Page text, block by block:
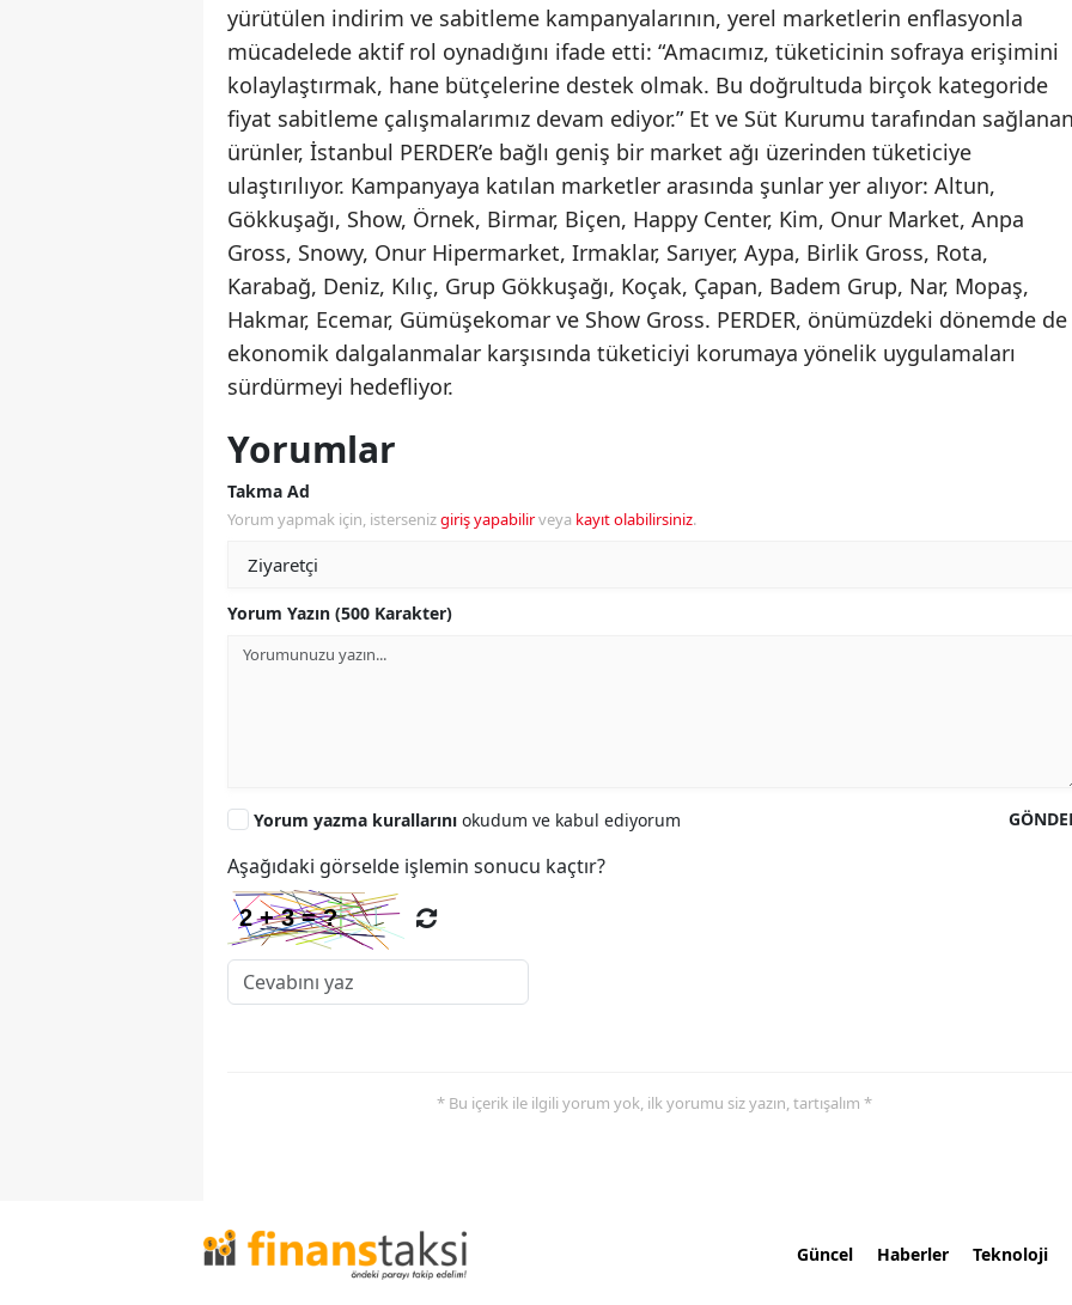
yürütülen indirim ve sabitleme kampanyalarının, yerel marketlerin enflasyonla
mücadelede aktif rol oynadığını ifade etti: “Amacımız, tüketicinin sofraya erişimini
kolaylaştırmak, hane bütçelerine destek olmak. Bu doğrultuda birçok kategoride
fiyat sabitleme çalışmalarımız devam ediyor.” Et ve Süt Kurumu tarafından
ürünler, İstanbul PERDER’e bağlı geniş bir market ağı üzerinden tüketiciye
ulaştırılıyor. Kampanyaya katılan marketler arasında şunlar yer alıyor: Altun,
Gökkuşağı, Show, Örnek, Birmar, Biçen, Happy Center, Kim, Onur Market, Anpa
Gross, Snowy, Onur Hipermarket, Irmaklar, Sarıyer, Aypa, Birlik Gross, Rota,
Karabağ, Deniz, Kılıç, Grup Gökkuşağı, Koçak, Çapan, Badem Grup, Nar, Mopaş,
Hakmar, Ecemar, Gümüşekomar ve Show Gross. PERDER, önümüzdeki dönemde de
ekonomik dalgalanmalar karşısında tüketiciyi korumaya yönelik uygulamaları
sürdürmeyi hedefliyor.
Yorumlar
Takma Ad
Yorum yapmak için, istersenizgiriş yapabilirveya kayıt olabilirsiniz.
Yorum Yazın (500 Karakter)
Yorum yazma kurallarını okudum ve kabul ediyorum
Aşağıdaki görselde işlemin sonucu kaçtır?
* Bu içerik ile ilgili yorum yok, ilk yorumu siz yazın, tartışalım *
Güncel Haberler Teknoloji